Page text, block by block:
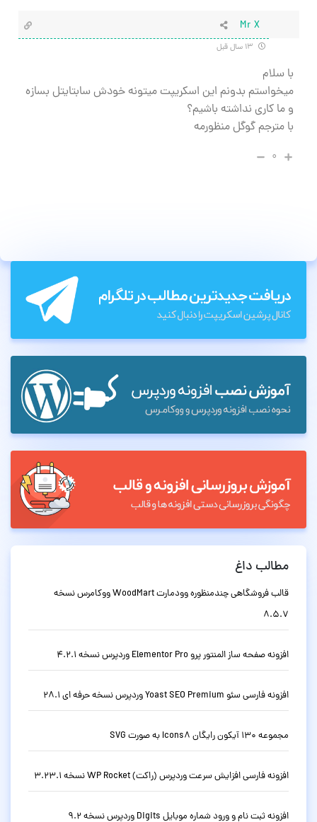
Mr X
با سلام
میخواستم بدونم این اسکریپت میتونه خودش سابتایتل بسازه
و ما کاری نداشته باشیم؟
با مترجم گوگل منظورمه
۰
مطالب داغ
قالب فروشگاهی چندمنظوره وودمارت WoodMart ووکامرس نسخه
8.5.7
افزونه صفحه ساز المنتور پرو Elementor Pro وردپرس نسخه 4.2.1
افزونه فارسی سئو Yoast SEO Premium وردپرس نسخه حرفه ای 28.1
مجموعه 130 آیکون رایگان Icons8 به صورت SVG
افزونه فارسی افزایش سرعت وردپرس (راکت) WP Rocket نسخه 3.23.1
افزونه ثبت نام و ورود شماره موبایل Digits وردپرس نسخه 9.2